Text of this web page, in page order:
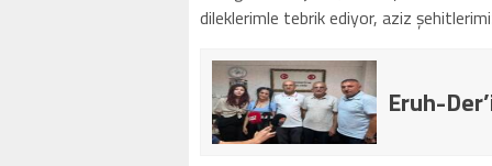
dileklerimle tebrik ediyor, aziz
Eruh-